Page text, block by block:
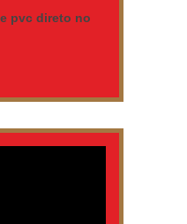
pvc direto no